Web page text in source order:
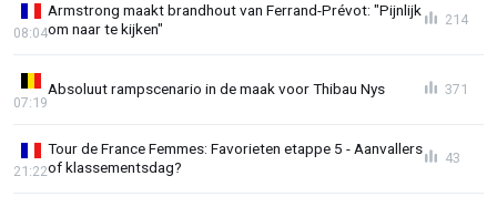
Armstrong maakt brandhout van Ferrand-Prévot: "Pijnlijk
om naar te kijken"
08:04
214
Absoluut rampscenario in de maak voor Thibau Nys
07:19
371
Tour de France Femmes: Favorieten etappe 5 - Aanvallers
of klassementsdag?
21:22
43